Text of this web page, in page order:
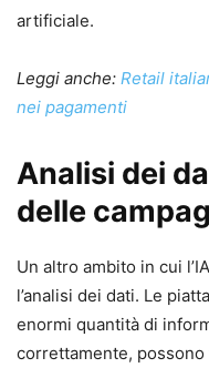
artificiale.
Leggi anche: Retail
nei pagamenti
Analisi dei
delle
Un altro ambito in cui
l’analisi dei dati. Le
enormi quantità di
correttamente,